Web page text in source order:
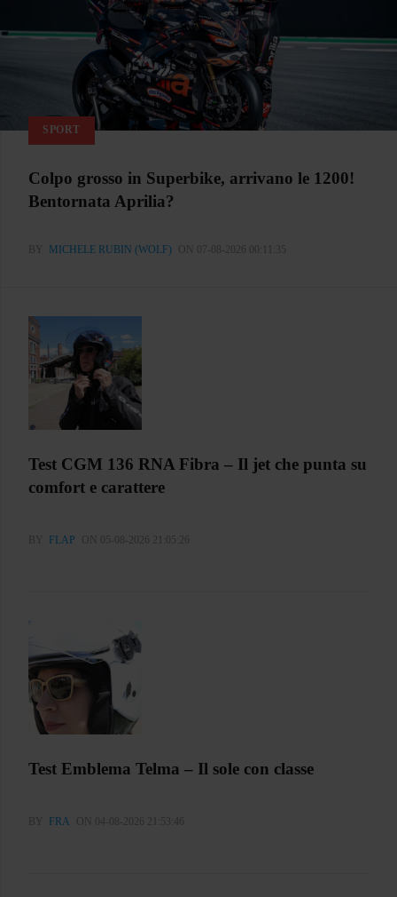
SPORT
Colpo grosso in Superbike, arrivano le 1200!
Bentornata Aprilia?
BY MICHELE RUBIN (WOLF) ON 07-08-2026 00:11:35
Test CGM 136 RNA Fibra – Il jet che punta su
comfort e carattere
BY FLAP ON 05-08-2026 21:05:26
Test Emblema Telma – Il sole con classe
BY FRA ON 04-08-2026 21:53:46